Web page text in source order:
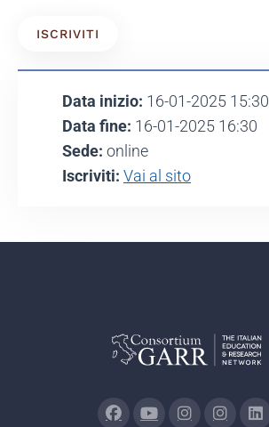
ISCRIVITI
Data inizio: 16-01-2025 15:30
Data fine: 16-01-2025 16:30
Sede: online
Iscriviti: Vai al sito